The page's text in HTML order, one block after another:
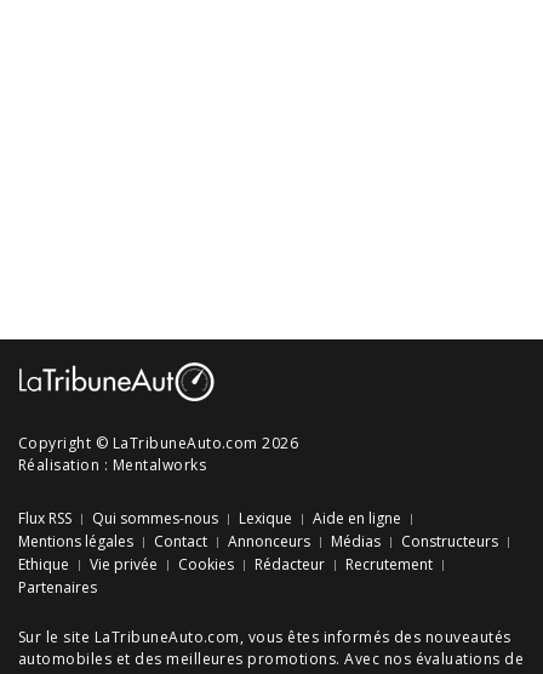
Copyright © LaTribuneAuto.com 2026
Réalisation : Mentalworks
Flux RSS Qui sommes-nous Lexique
Aide en ligne
Mentions légales
Contact Annonceurs Médias
Constructeurs
Ethique
Vie privée Cookies Rédacteur
Recrutement
Partenaires
Sur le site LaTribuneAuto.com, vous êtes informés des nouveautés
automobiles et des meilleures promotions. Avec nos évaluations de